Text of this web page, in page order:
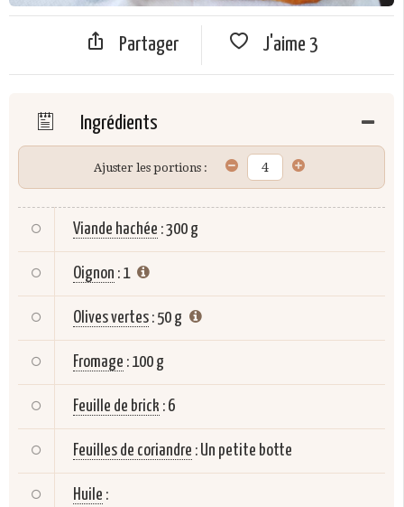
Partager J'aime 3
Ingrédients
Ajuster les portions :
Viande hachée :300 g
Oignon : 1
Olives vertes : 50 g
Fromage : 100 g
Feuille de brick : 6
Feuilles de coriandre : Un petite botte
Huile :